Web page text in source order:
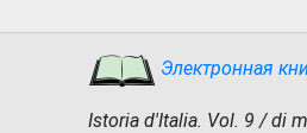
Электронная
Istoria d'Italia. Vol. 9 / di